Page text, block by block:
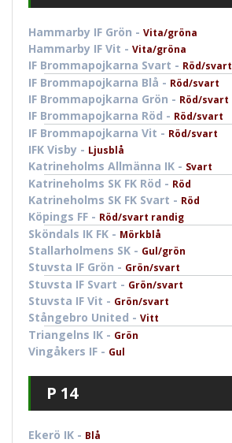
Hammarby IF Grön - Vita/gröna
Hammarby IF Vit - Vita/gröna
IF Brommapojkarna Svart - Röd/svart
IF Brommapojkarna Blå - Röd/svart
IF Brommapojkarna Grön - Röd/svart
IF Brommapojkarna Röd - Röd/svart
IF Brommapojkarna Vit - Röd/svart
IFK Visby - Ljusblå
Katrineholms Allmänna IK - Svart
Katrineholms SK FK Röd - Röd
Katrineholms SK FK Svart - Röd
Köpings FF - Röd/svart randig
Sköndals IK FK - Mörkblå
Stallarholmens SK - Gul/grön
Stuvsta IF Grön - Grön/svart
Stuvsta IF Svart - Grön/svart
Stuvsta IF Vit - Grön/svart
Stångebro United - Vitt
Triangelns IK - Grön
Vingåkers IF - Gul
P 14
Ekerö IK - Blå